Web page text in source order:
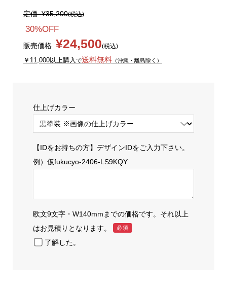
定価¥35,200(税込)
30%OFF
販売価格 ¥24,500(税込)
￥11,000以上購入 で送料無料（沖縄・離島除く）
仕上げカラー
【IDをお持ちの方】デザインIDをご入力下さい。
例）仮fukucyo-2406-LS9KQY
欧文9文字・W140mmまでの価格です。それ以上
はお見積りとなります。
必須
了解した。